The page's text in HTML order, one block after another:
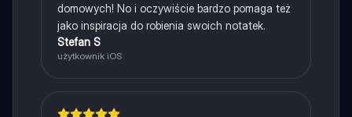
domowych! No i oczywiście bardzo pomaga też
jako inspiracja do robienia swoich notatek.
Stefan S
użytkownik iOS